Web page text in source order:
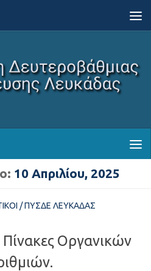
10 Απριλίου, 2025
/ΠΥΣΔΕ ΛΕΥΚΆΔΑΣ
Οργανικών